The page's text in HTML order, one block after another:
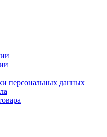
персональных данных